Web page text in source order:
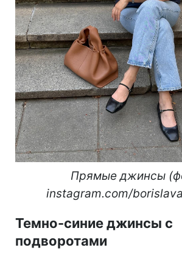
Прямые джинсы
instagram.com/
Темно-синие джинсы с
подворотами